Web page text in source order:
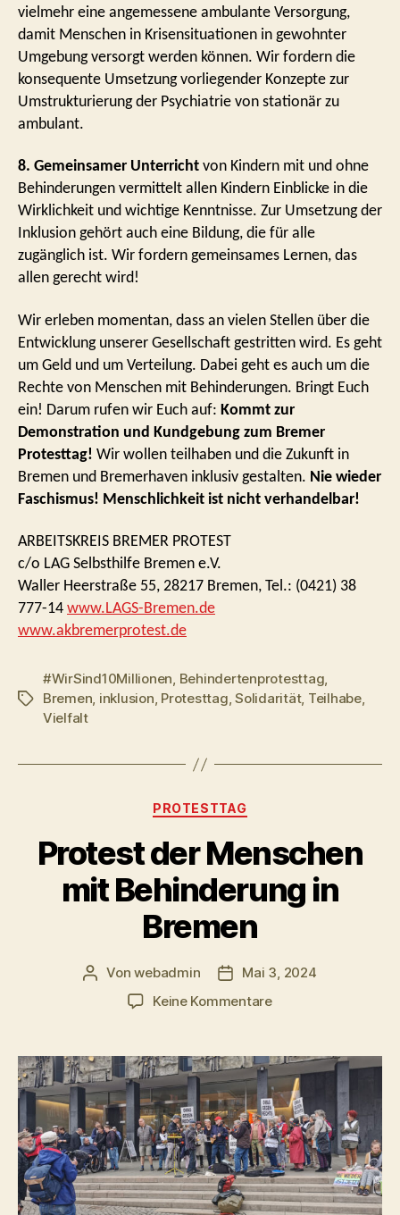
vielmehr eine angemessene ambulante Versorgung,
damit Menschen in Krisensituationen in gewohnter
Umgebung versorgt werden können. Wir fordern die
konsequente Umsetzung vorliegender Konzepte zur
Umstrukturierung der Psychiatrie von stationär zu
ambulant.
8. Gemeinsamer Unterricht von Kindern mit und ohne
Behinderungen vermittelt allen Kindern Einblicke in die
Wirklichkeit und wichtige Kenntnisse. Zur Umsetzung der
Inklusion gehört auch eine Bildung, die für alle
zugänglich ist. Wir fordern gemeinsames Lernen, das
allen gerecht wird!
Wir erleben momentan, dass an vielen Stellen über die
Entwicklung unserer Gesellschaft gestritten wird. Es geht
um Geld und um Verteilung. Dabei geht es auch um die
Rechte von Menschen mit Behinderungen. Bringt Euch
ein! Darum rufen wir Euch auf: Kommt zur
Demonstration und Kundgebung zum Bremer
Protesttag! Wir wollen teilhaben und die Zukunft in
Bremen und Bremerhaven inklusiv gestalten. Nie wieder
Faschismus! Menschlichkeit ist nicht verhandelbar!
ARBEITSKREIS BREMER PROTEST
c/o LAG Selbsthilfe Bremen e.V.
Waller Heerstraße 55, 28217 Bremen, Tel.: (0421) 38
777-14 www.LAGS-Bremen.de
www.akbremerprotest.de
Schlagwörter
#WirSind10Millionen, Behindertenprotesttag,
Bremen, inklusion, Protesttag,Solidarität, Teilhabe,
Vielfalt
Kategorien
PROTESTTAG
Protest der Menschen
mit Behinderung in
Bremen
Beitragsautor
Vonwebadmin Beitragsdatum
Mai 3, 2024
Keine Kommentarezu
Menschen
mit
Behinderung
in
Bremen